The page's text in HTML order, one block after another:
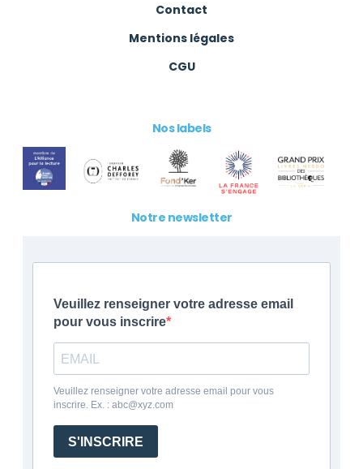
Contact
Mentions légales
CGU
Nos labels
Notre newsletter
Veuillez renseigner votre adresse email
pour vous inscrire
Veuillez renseigner votre adresse email pour vous
inscrire. Ex. : abc@xyz.com
S'INSCRIRE